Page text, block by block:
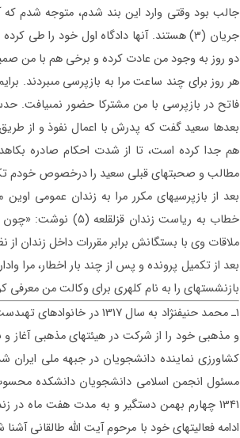
جالب بود وقتى وارد اين بند شدم، متوجه شدم
جريان (3) هستند. آنها دادگاه اول خود را طى
دو روز به وجود من عادت كرده و برخى هم با من
هر روز براى چند ساعت مرا به بازپرسى
فاتح در بازپرسى با من مشتركا حضور نمى‏يافت.
هم جدا كرده است، تا از شدت احكام صادره
مطالب و صحبتهاى قبلى سعيد را درخصوص خودم
خطاب به رياست زندان
ملاقات وى با بستگانش برابر مقررات داخل زندان از
بعد از تكميل پرونده و پس از چند بار اخطار، مرا
بازنشسته‏اى را به نام كلهرى براى وكالت من معرفى
۱ـ محمد حنيف‏نژاد به سال
و مذهبى خود را از شركت در هيئتهاى مذهبى آغاز و
كشاورزى نماينده دانشجويان در جبهه ملى
مسئول انجمن اسلامى دانشجويان دانشكده محسوب
1341 چهارم بهمن دستگير و به مدت هفت ماه
ادامه فعاليتهاى خود با مرحوم آيت الله طالقانى